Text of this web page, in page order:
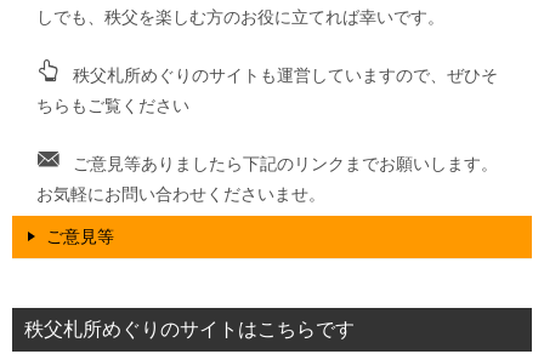
しでも、秩父を楽しむ方のお役に立てれば幸いです。
秩父札所めぐりのサイトも運営していますので、ぜひそ
ちらもご覧ください
ご意見等ありましたら下記のリンクまでお願いします。
お気軽にお問い合わせくださいませ。
ご意見等
秩父札所めぐりのサイトはこちらです